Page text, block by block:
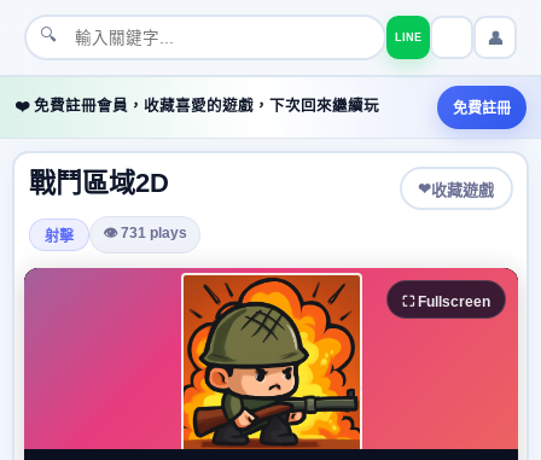
🔍 LINE 👤
❤️ 免費註冊會員，收藏喜愛的遊戲，下次回來繼續玩 免費註冊
戰鬥區域2D ❤收藏遊戲
射擊 👁 731 plays
⛶ Fullscreen